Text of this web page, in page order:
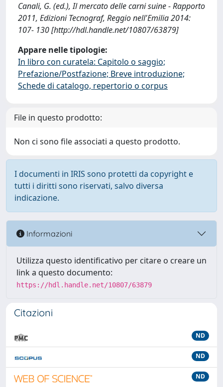
Canali, G. (ed.), Il mercato delle carni suine - Rapporto
2011, Edizioni Tecnograf, Reggio nell'Emilia 2014:
107- 130 [http://hdl.handle.net/10807/63879]
Appare nelle tipologie:
In libro con curatela: Capitolo o saggio;
Prefazione/Postfazione; Breve introduzione;
Schede di catalogo, repertorio o corpus
File in questo prodotto:
Non ci sono file associati a questo prodotto.
I documenti in IRIS sono protetti da copyright e
tutti i diritti sono riservati, salvo diversa
indicazione.
Informazioni
Utilizza questo identificativo per citare o creare un
link a questo documento:
https://hdl.handle.net/10807/63879
Citazioni
ND
ND
ND